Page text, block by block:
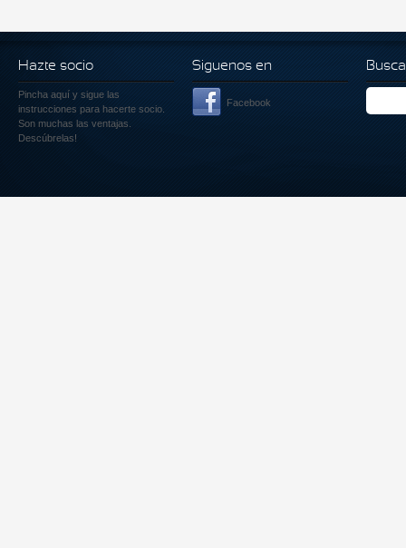
Hazte socio
Pincha aquí y sigue las
instrucciones para hacerte socio.
Son muchas las ventajas.
Descúbrelas!
Siguenos en
Facebook